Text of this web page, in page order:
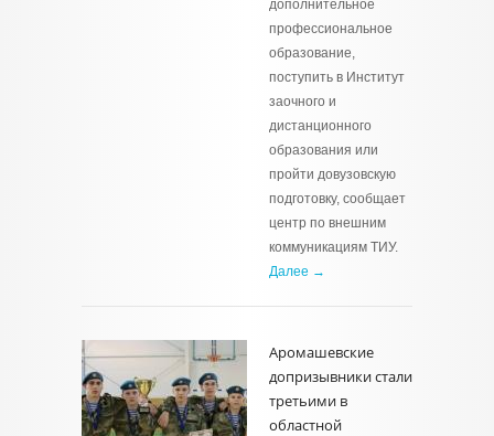
дополнительное
профессиональное
образование,
поступить в Институт
заочного и
дистанционного
образования или
пройти довузовскую
подготовку, сообщает
центр по внешним
коммуникациям ТИУ.
Далее →
Аромашевские
допризывники стали
третьими в
областной